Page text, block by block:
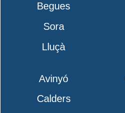
Begues
Sora
Lluçà
Avinyó
Calders